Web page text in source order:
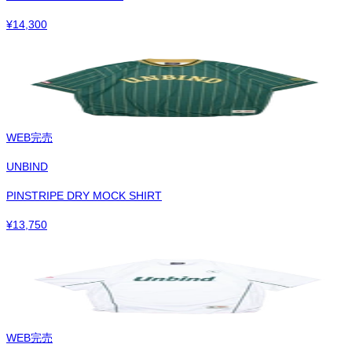
¥14,300
WEB完売
UNBIND
PINSTRIPE DRY MOCK SHIRT
¥13,750
WEB完売